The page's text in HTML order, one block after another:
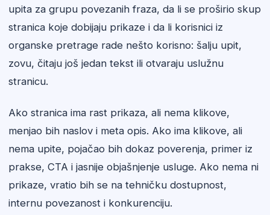
upita za grupu povezanih fraza, da li se proširio skup
stranica koje dobijaju prikaze i da li korisnici iz
organske pretrage rade nešto korisno: šalju upit,
zovu, čitaju još jedan tekst ili otvaraju uslužnu
stranicu.
Ako stranica ima rast prikaza, ali nema klikove,
menjao bih naslov i meta opis. Ako ima klikove, ali
nema upite, pojačao bih dokaz poverenja, primer iz
prakse, CTA i jasnije objašnjenje usluge. Ako nema ni
prikaze, vratio bih se na tehničku dostupnost,
internu povezanost i konkurenciju.